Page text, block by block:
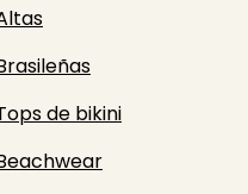
de bikini